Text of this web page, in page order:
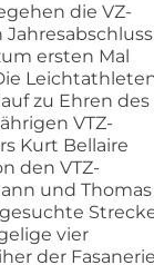
die VZ-
ersten Mal
zu Ehren des
VTZ-
Kurt Bellaire
den VTZ-
und Thomas
vier
der